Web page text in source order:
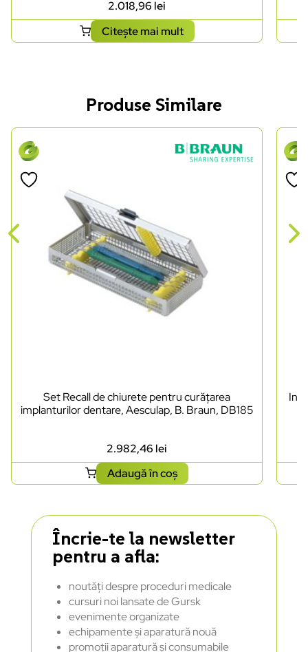
2.018,96 lei
Citește mai mult
Produse Similare
Set Recall de chiurete pentru curățarea
implanturilor dentare, Aesculap, B. Braun, DB185
2.982,46 lei
Adaugă în coș
Încrie-te la newsletter
pentru a afla:
noutăți despre proceduri medicale
cursuri noi lansate de Gursk
evenimente organizate
echipamente și aparatură nouă
promoții aparatură și consumabile